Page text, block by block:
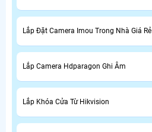
Lắp Đặt Camera Imou Trong Nhà Giá Rẻ
Lắp Camera Hdparagon Ghi Âm
Lắp Khóa Cửa Từ Hikvision